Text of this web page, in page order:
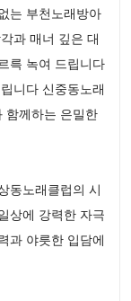
는 부천노래방아
과 매너 깊은 대
륵 녹여 드립니다
니다 신중동노래
함께하는 은밀한
동노래클럽의 시
상에 강력한 자극
과 야릇한 입담에